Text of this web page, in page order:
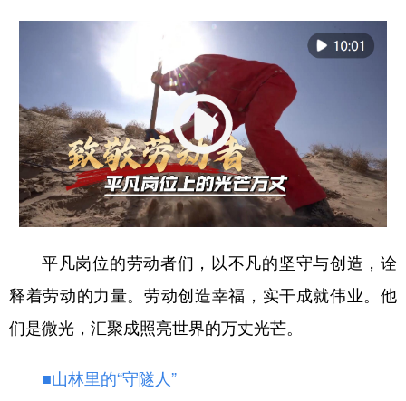
全球连线
体育
书画 健康
访谈 视频 图片
法律 中央文件 金融 汽车
食品 人居 信息化 数字经济
城市 旅游 能源 会展
彩票 娱乐 时尚 悦读
文化产业
平凡岗位的劳动者们，以不凡的坚守与创造，诠
释着劳动的力量。劳动创造幸福，实干成就伟业。他
们是微光，汇聚成照亮世界的万丈光芒。
■山林里的“守隧人”